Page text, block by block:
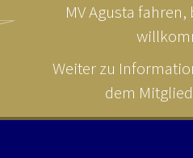
MV Agusta
Weiter zu
dem